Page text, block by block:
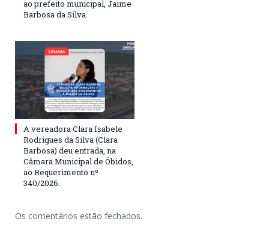
ao prefeito municipal, Jaime
Barbosa da Silva.
A vereadora Clara Isabele
Rodrigues da Silva (Clara
Barbosa) deu entrada, na
Câmara Municipal de Óbidos,
ao Requerimento nº
340/2026.
Os comentários estão fechados.